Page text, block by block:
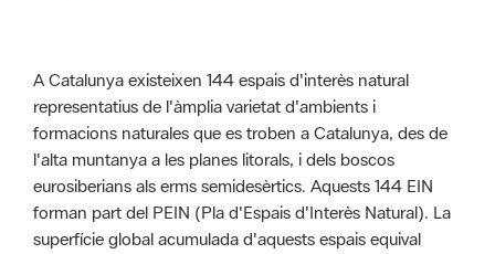
A Catalunya existeixen 144 espais d'interès natural
representatius de l'àmplia varietat d'ambients i
formacions naturales que es troben a Catalunya, des de
l'alta muntanya a les planes litorals, i dels boscos
eurosiberians als erms semidesèrtics. Aquests 144 EIN
forman part del PEIN (Pla d'Espais d'Interès Natural). La
superfície global acumulada d'aquests espais equival